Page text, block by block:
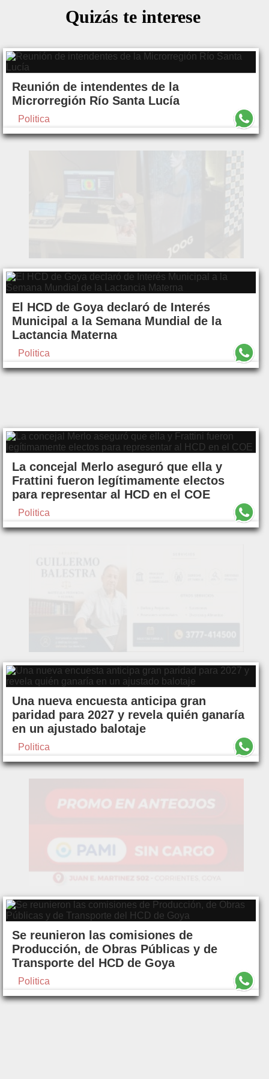
Quizás te interese
Reunión de intendentes de la
Microrregión Río Santa Lucía
Politica
El HCD de Goya declaró de Interés
Municipal a la Semana Mundial de la
Lactancia Materna
Politica
La concejal Merlo aseguró que ella y
Frattini fueron legítimamente electos
para representar al HCD en el COE
Politica
Una nueva encuesta anticipa gran
paridad para 2027 y revela quién ganaría
en un ajustado balotaje
Politica
Se reunieron las comisiones de
Producción, de Obras Públicas y de
Transporte del HCD de Goya
Politica